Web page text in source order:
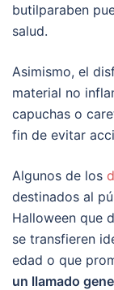
butilparaben
salud.
Asimismo, el
material no
capuchas o
fin de evitar
Algunos de los
destinados al
Halloween que
se transfieren
edad o que
un llamado